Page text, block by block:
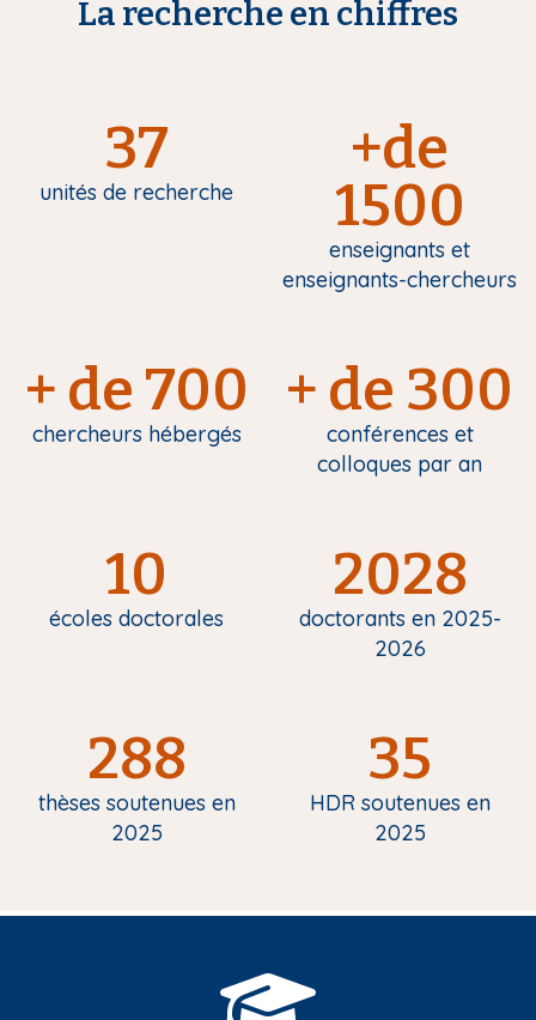
La recherche en chiffres
37
unités de recherche
+de
1500
enseignants et
enseignants-chercheurs
+ de 700
chercheurs hébergés
+ de 300
conférences et
colloques par an
10
écoles doctorales
2028
doctorants en 2025-
2026
288
thèses soutenues en
2025
35
HDR soutenues en
2025